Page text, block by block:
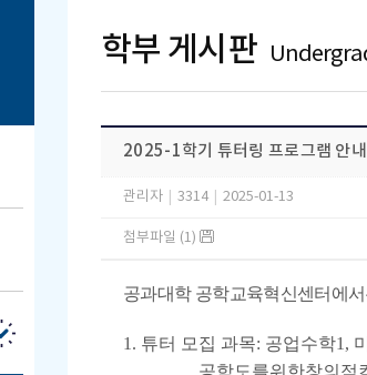
학부 게시판
2025-1학기 튜터링 프로그램 안내
관리자 3314 2025-01-13
첨부파일 (1)
공과대학 공학교육혁신센터에
1. 튜터 모집 과목: 공업수학1,
공학도를위한창의적